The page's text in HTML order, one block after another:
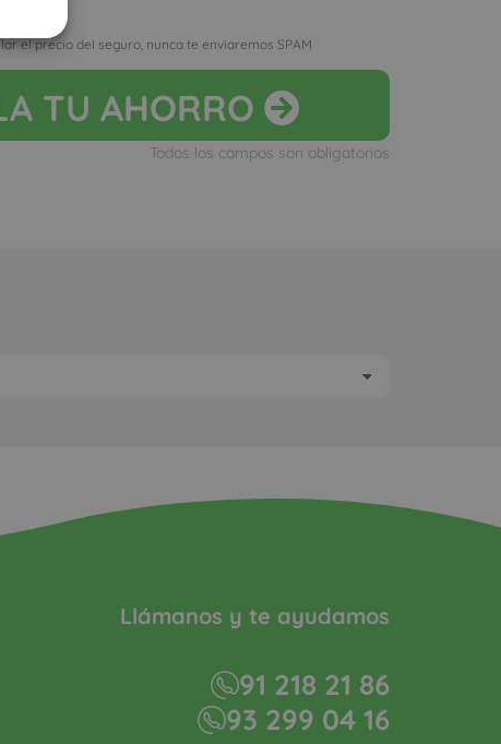
el precio del seguro, nunca te enviaremos SPAM
TU AHORRO
Todos los campos son obligatorios
Llámanos y te ayudamos
91 218 21 86
93 299 04 16